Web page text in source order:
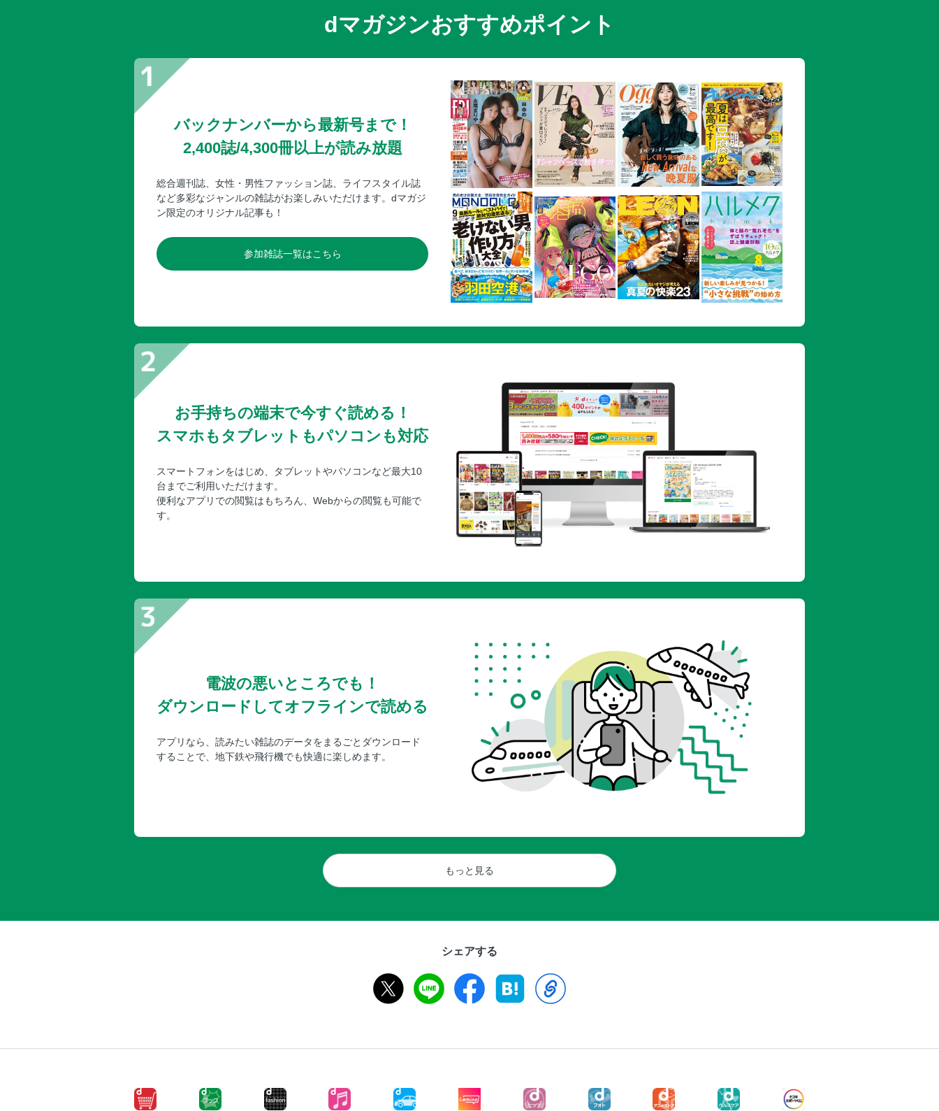
dマガジンおすすめポイント
バックナンバーから最新号まで！
2,400誌/4,300冊以上が読み放題
総合週刊誌、女性・男性ファッション誌、ライフスタイル誌
など多彩なジャンルの雑誌がお楽しみいただけます。dマガジ
ン限定のオリジナル記事も！
参加雑誌一覧はこちら
お手持ちの端末で今すぐ読める！
スマホもタブレットもパソコンも対応
スマートフォンをはじめ、タブレットやパソコンなど最大10
台までご利用いただけます。
便利なアプリでの閲覧はもちろん、Webからの閲覧も可能で
す。
電波の悪いところでも！
ダウンロードしてオフラインで読める
アプリなら、読みたい雑誌のデータをまるごとダウンロード
することで、地下鉄や飛行機でも快適に楽しめます。
もっと見る
シェアする